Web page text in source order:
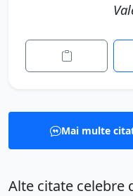
Mai multe
Alte citate celebre